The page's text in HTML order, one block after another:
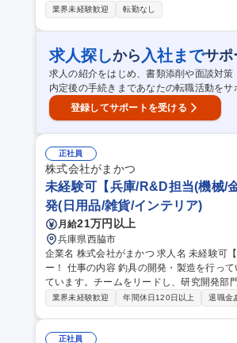
料受け入れ、製麹、仕込み、蒸留などの焼
衛生管理業務※現杜氏もチャレンジ精神旺
案を大歓迎する風土です。将来的には、自身のアイデ
補】日本の伝統を引き継ぐ酒づくり/伝統×
業界未経験歓迎 転勤なし
求人探しから 入社までサポ
求人の紹介をはじめ、書類添削や面談対策
内定後の手続きまであなたの転職活動をサ
登録してサポートを受ける
正社員
株式会社がまかつ
未経験可【兵庫/R&D担当(機械/
発(日用品/雑貨/インテリア)
月給21万円以上
兵庫県西脇市
企業名 株式会社がまかつ 求人名 未経験可【兵庫/R&D担当（機械/金属材料系）】世界中で大人気の釣具メーカ
ー！ 仕事の内容 釣具の開発・製造を行っている当社にて、製品の基礎研究を幅広く担当する工学技術者を募集し
ています。チームをリードし、研究開発部
たします。 【具体的には】釣具の研究開発部門での具体的な業務として、新製品の企画・開発に関わる試験器や
ーム内でのサポート体制も充実しており、各自の専門
業界未経験歓迎 年間休日120日以上 退職金
正社員